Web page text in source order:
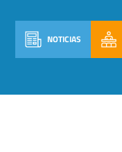
NOTICIAS